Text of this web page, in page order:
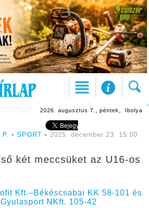
2026. augusztus 7., péntek, Ibolya
P. • SPORT • 2025. december 23. 15:00
két meccsüket az U16-os
Kft.–Békéscsabai KK 58-101 és
NKft. 105-42